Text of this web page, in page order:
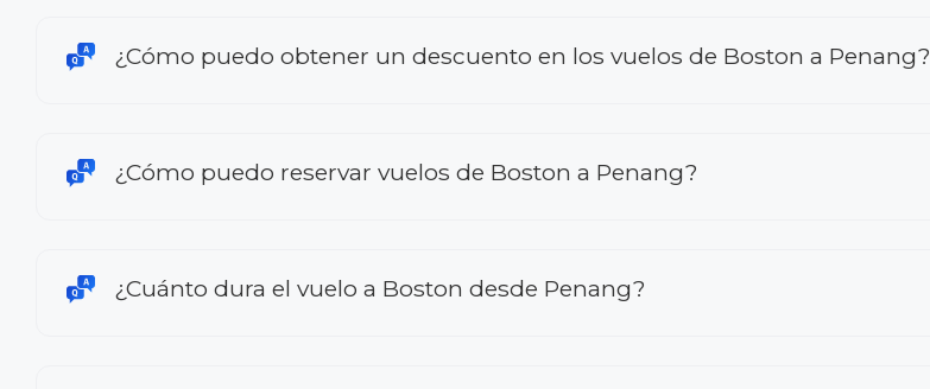
¿Cómo puedo obtener un descuento en los vuelos de Boston a Penang?
¿Cómo puedo reservar vuelos de Boston a Penang?
¿Cuánto dura el vuelo a Boston desde Penang?